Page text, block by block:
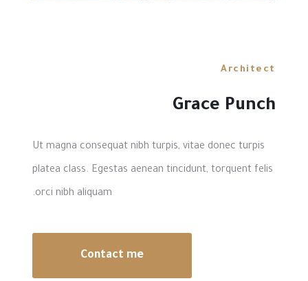
Architect
Grace Punch
Ut magna consequat nibh turpis, vitae donec turpis
platea class. Egestas aenean tincidunt, torquent felis
orci nibh aliquam.
Contact me